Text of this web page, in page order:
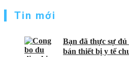
Tin mới
Bạn đã thực sự
bán thiết bị y tế